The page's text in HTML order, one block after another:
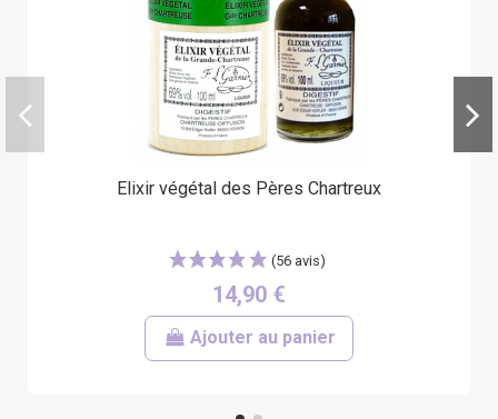
Elixir végétal des Pères Chartreux
14,90 €
Ajouter au panier